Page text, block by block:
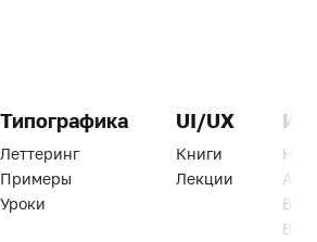
Типографика
Леттеринг
Примеры
Уроки
UI/UX
Книги
Лекции
Веб